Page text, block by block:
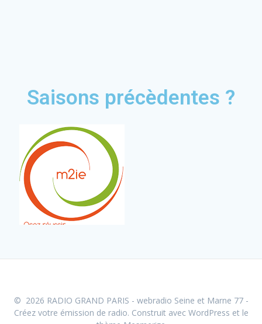
Saisons précèdentes ?
© 2026 RADIO GRAND PARIS - webradio Seine et Marne 77 -
Créez votre émission de radio. Construit avec WordPress et le